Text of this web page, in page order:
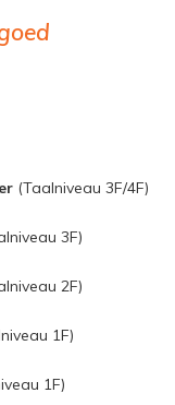
(Taalniveau 3F/4F)
3F)
2F)
1F)
1F)